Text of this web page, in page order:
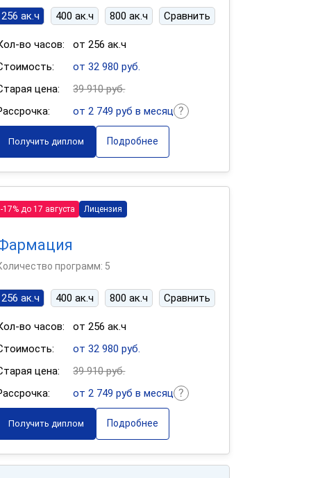
256 ак.ч 400 ак.ч 800 ак.ч Сравнить
во часов:
от 256 ак.ч
от 32 980 руб.
цена:
39 910 руб.
от 2 749 руб в месяц
Получить диплом Подробнее
-17% до 17 августа Лицензия
программ: 5
256 ак.ч 400 ак.ч 800 ак.ч Сравнить
во часов:
от 256 ак.ч
от 32 980 руб.
цена:
39 910 руб.
от 2 749 руб в месяц
Получить диплом Подробнее